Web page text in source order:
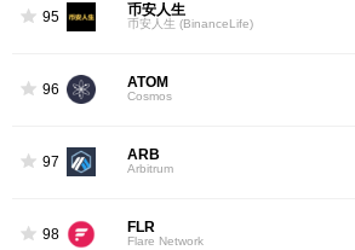
95 币安人生
币安人生 (BinanceLife)
96 ATOM
Cosmos
97 ARB
Arbitrum
98 FLR
Flare Network